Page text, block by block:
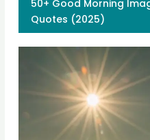
50+ Good Morning
Quotes (2025)